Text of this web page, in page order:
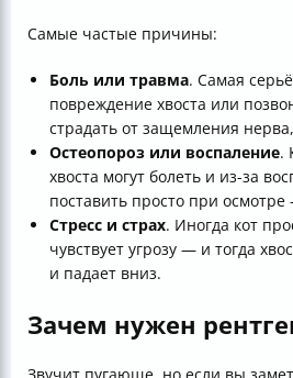
Самые частые причины:
Боль или травма. Самая
повреждение хвоста или
страдать от защемления
Остеопороз или воспаление.
хвоста могут болеть и из-за
поставить просто при
Стресс и страх. Иногда кот
чувствует угрозу — и тогда
и падает вниз.
Зачем нужен